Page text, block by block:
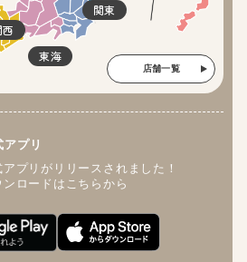
関東
東海
西
店舗一覧
アプリ
アプリがリリースされました！
ンロードはこちらから